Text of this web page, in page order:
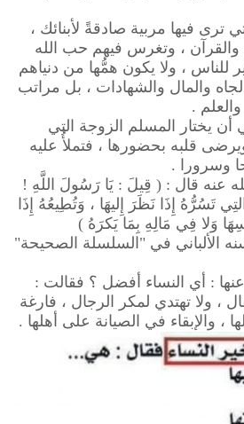
ترى فيها مربية صادقةً لأبنائك ،
والقرآن ، وتغرس فيهم حب الله
، ولا يكون همُّها من دنياهم
والمال والشهادات ، بل مراتب
والعلم .
أن يختار المسلم الزوجة التي
قلبه بحضورها ، فتملأُ عليه
وسرورا .
عنه قال : ( قِيلَ : يَا رَسُولَ اللَّهِ !
تَسُرُّهُ إِذَا نَظَرَ إِليهَا ، وَتُطِيعُهُ إِذَا
وَلا فِي مَالِهِ بِمَا يَكرَهُ )
(2/251) وحسنه الألباني في "السلسلة الصحيحة"
: أي النساء أفضل ؟ فقالت :
، ولا تهتدي لمكر الرجال ، فارغة
، والإبقاء في الصيانة على أهلها .